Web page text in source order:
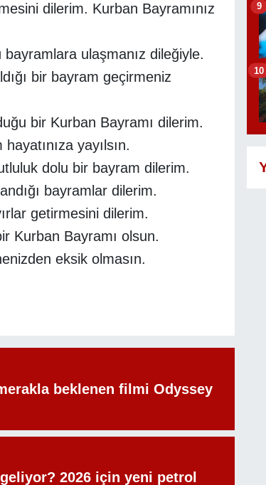
dilerim. Kurban Bayramınız
ulaşmanız dileğiyle.
bir bayram geçirmeniz
bir Kurban Bayramı dilerim.
yayılsın.
dolu bir bayram dilerim.
bayramlar dilerim.
getirmesini dilerim.
Kurban Bayramı olsun.
eksik olmasın.
beklenen filmi Odyssey
2026 için yeni petrol
9
10